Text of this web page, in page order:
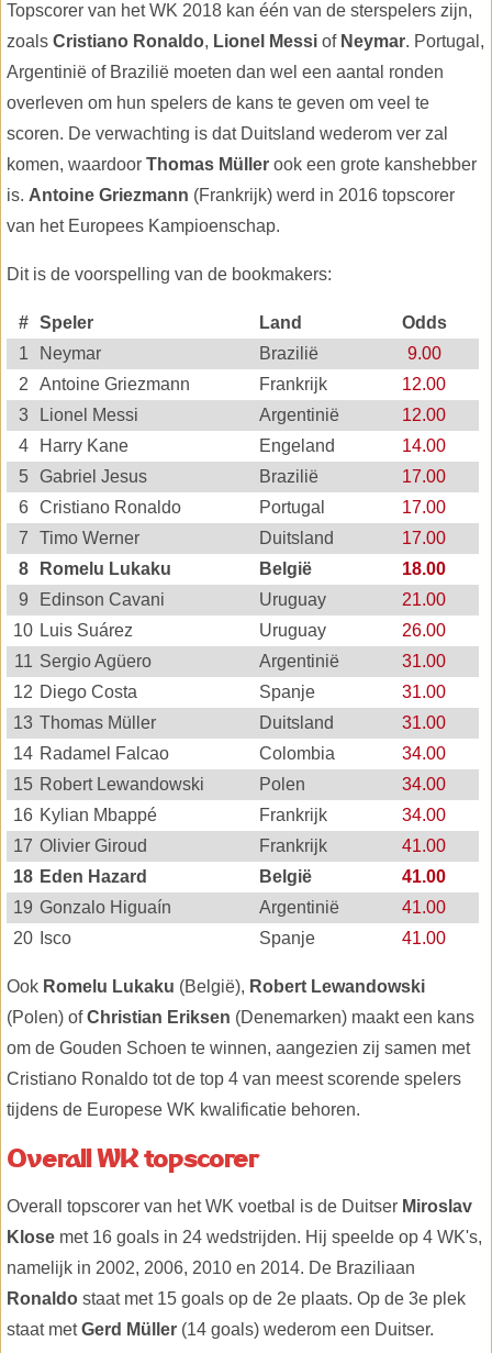
Topscorer van het WK 2018 kan één van de sterspelers zijn,
zoals Cristiano Ronaldo, Lionel Messi of Neymar. Portugal,
Argentinië of Brazilië moeten dan wel een aantal ronden
overleven om hun spelers de kans te geven om veel te
scoren. De verwachting is dat Duitsland wederom ver zal
komen, waardoor Thomas Müller ook een grote kanshebber
is. Antoine Griezmann (Frankrijk) werd in 2016 topscorer
van het Europees Kampioenschap.
Dit is de voorspelling van de bookmakers:
# Speler Land
Odds
1
Neymar Brazilië
9.00
2
Antoine Griezmann Frankrijk
12.00
3
Lionel Messi Argentinië
12.00
4
Harry Kane Engeland
14.00
5
Gabriel Jesus Brazilië
17.00
6
Cristiano Ronaldo Portugal
17.00
7
Timo Werner Duitsland
17.00
8
Romelu Lukaku België
18.00
9
Edinson Cavani Uruguay
21.00
10 Luis Suárez Uruguay
26.00
11 Sergio Agüero Argentinië
31.00
12 Diego Costa Spanje
31.00
13 Thomas Müller Duitsland
31.00
14 Radamel Falcao Colombia
34.00
15 Robert Lewandowski Polen
34.00
16 Kylian Mbappé Frankrijk
34.00
17 Olivier Giroud Frankrijk
41.00
18 Eden Hazard België
41.00
19 Gonzalo Higuaín Argentinië
41.00
20 Isco Spanje 41.00
Ook Romelu Lukaku (België), Robert Lewandowski
(Polen) ofChristian Eriksen (Denemarken) maakt een kans
om de Gouden Schoen te winnen, aangezien zij samen met
Cristiano Ronaldo tot de top 4 van meest scorende spelers
tijdens de Europese WK kwalificatie behoren.
Overall WK topscorer
Overall topscorer van het WK voetbal is de Duitser Miroslav
Klose met 16 goals in 24 wedstrijden. Hij speelde op 4 WK's,
namelijk in 2002, 2006, 2010 en 2014. De Braziliaan
Ronaldo staat met 15 goals op de 2e plaats. Op de 3e plek
staat metGerd Müller (14 goals) wederom een Duitser.